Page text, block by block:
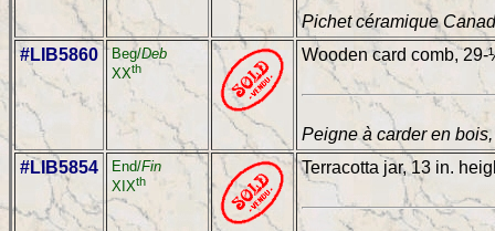
Pichet céramique
#LIB5860
Beg/Deb
XXth
Wooden card comb,
Peigne à carder en
#LIB5854
End/Fin
XIXth
Terracotta jar, 13 in.